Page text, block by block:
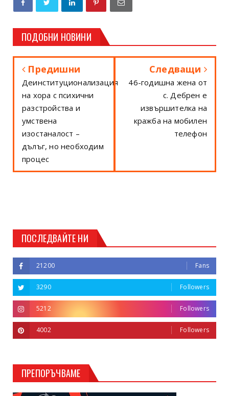
ПОДОБНИ НОВИНИ
Предишни
Деинституционализация
на хора с психични
разстройства и
умствена
изостаналост –
дълъг, но необходим
процес
Следващи
46-годишна жена от
с. Дебрен е
извършителка на
кражба на мобилен
телефон
ПОСЛЕДВАЙТЕ НИ
21200 Fans
3290 Followers
5212 Followers
4002 Followers
ПРЕПОРЪЧВАМЕ